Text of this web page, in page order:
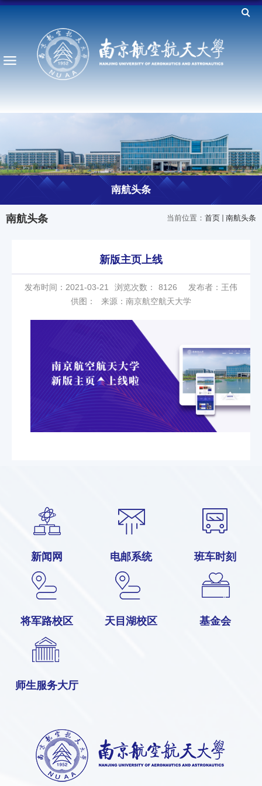
南航头条
当前位置： 首页 南航头条
南航头条
新版主页上线
发布时间：2021-03-21 浏览次数： 8126
发布者：王伟
供图：
来源：南京航空航天大学
新闻网 电邮系统 班车时刻
将军路校区 天目湖校区 基金会
师生服务大厅